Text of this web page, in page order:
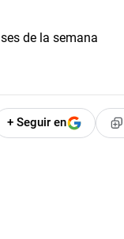
+ Seguir en